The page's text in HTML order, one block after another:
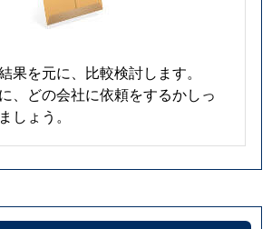
果を元に、比較検討します。
、どの会社に依頼をするかしっ
しょう。